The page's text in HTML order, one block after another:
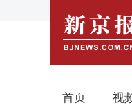
首页 视